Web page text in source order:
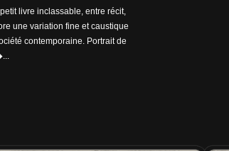
livre inclassable, entre récit,
une variation fine et caustique
contemporaine. Portrait de
Wepler-Fondation La Poste a été
(Christian Bourgois éditeur).
Abeille pour Jardins statuaires,